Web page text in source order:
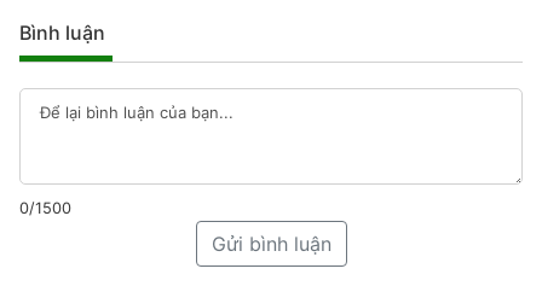
Bình luận
0/1500
Gửi bình luận